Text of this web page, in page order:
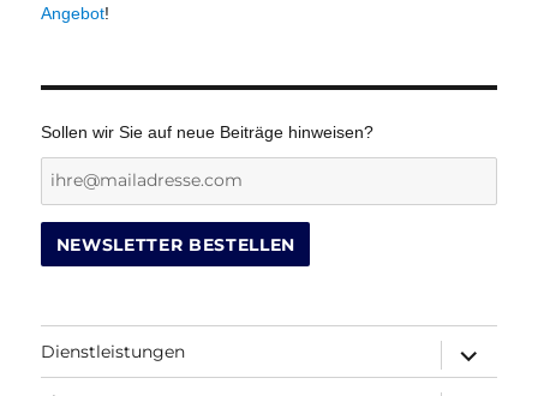
Angebot!
Sollen wir Sie auf neue Beiträge hinweisen?
Dienstleistungen
Untermenü
öffnen